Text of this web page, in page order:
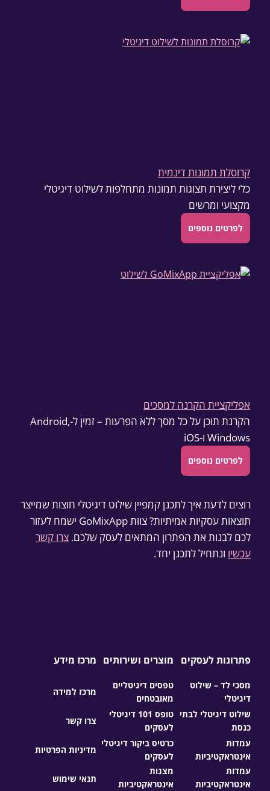
קרוסלת תמונות דינמית
כלי ליצירת תצוגות תמונות מתחלפות לשילוט דיגיטלי
מקצועי ומרשים
לפרטים נוספים
אפליקציית הקרנה למסכים
הקרנת תוכן על כל מסך ללא הפרעות – זמין ל-Android,
Windows ו-iOS
לפרטים נוספים
רוצים לדעת איך לתכנן קמפיין שילוט דיגיטלי חוצות שמייצר
תוצאות עסקיות אמיתיות? צוות GoMixApp ישמח לעזור
לכם לבנות את הפתרון המתאים לעסק שלכם. צרו קשר
עכשיו ונתחיל לתכנן יחד.
פתרונות לעסקים
מסכי לד – שילוט
דיגיטלי
שילוט דיגיטלי לבתי
כנסת
עמדות
אינטראקטיביות
עמדות
אינטראקטיביות
מוצרים ושירותים
טפסים דיגיטליים
מאובטחים
טופס 101 דיגיטלי
לעסקים
כרטיס ביקור דיגיטלי
לעסקים
מצגות
אינטראקטיביות
מרכז מידע
מרכז למידה
צרו קשר
מדיניות הפרטיות
תנאי שימוש